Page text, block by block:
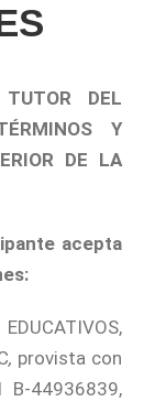
DEL
Y
DE LA
acepta
, provista con
44936839,